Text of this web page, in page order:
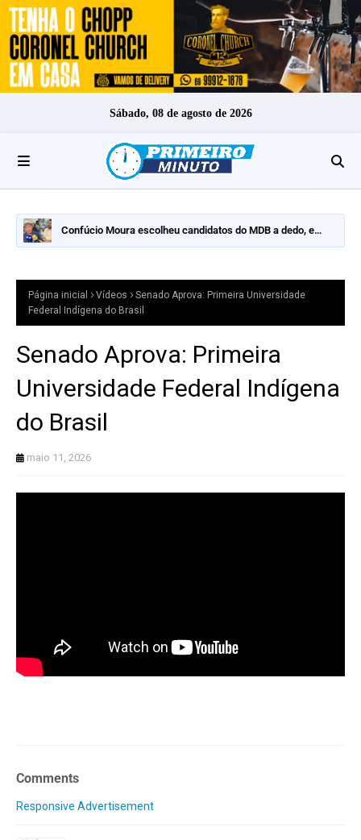
Sábado, 08 de agosto de 2026
Confúcio Moura escolheu candidatos do MDB a dedo, e
Página inicial Vídeos
Senado Aprova: Primeira Universidade
Federal Indígena do Brasil
Senado Aprova: Primeira
Universidade Federal Indígena
do Brasil
maio 11, 2026
Comments
Responsive Advertisement